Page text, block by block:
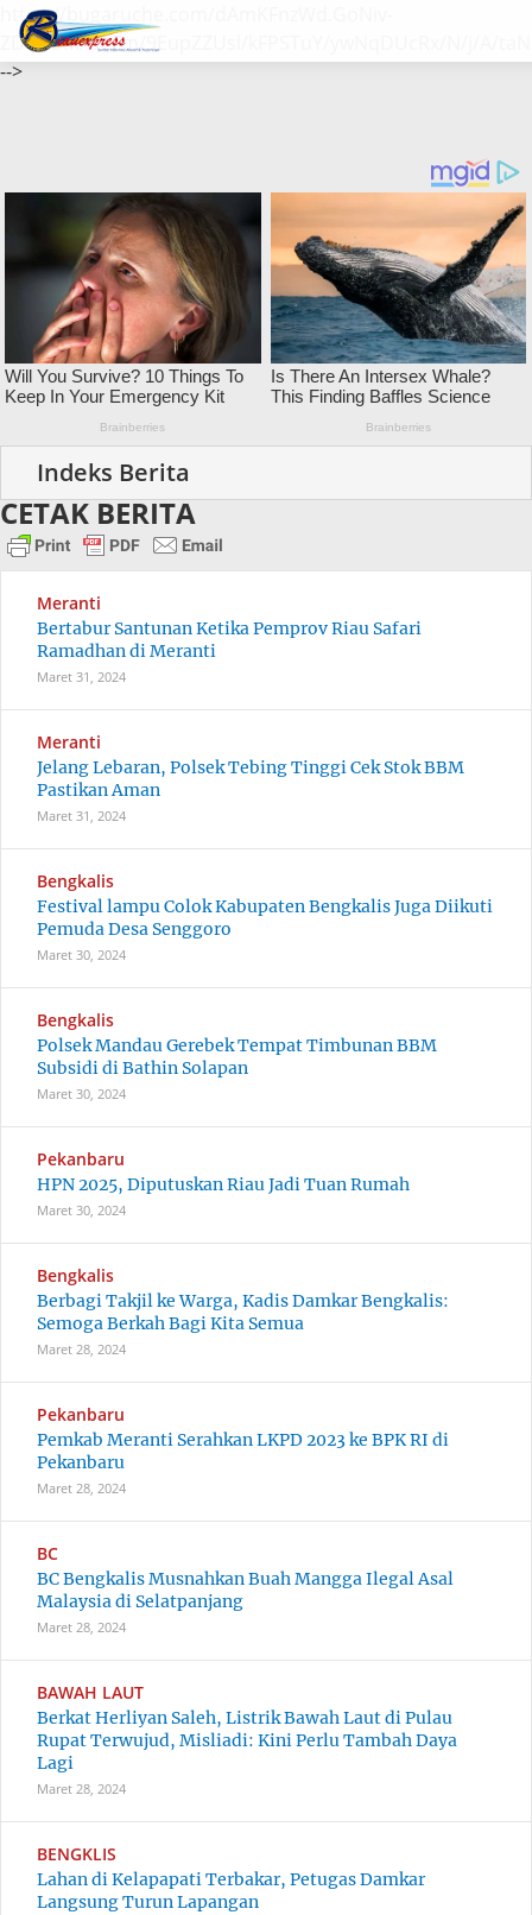
https://bugaruche.com/dAmKFnzWd.GoNiv-
ZDGvUM/DeFm/9EupZZUsl/kFPSTuY/ywNqDUcRx/N/j/A/
-->
CETAK BERITA
Meranti
Bertabur Santunan Ketika Pemprov Riau Safari
Ramadhan di Meranti
Maret 31, 2024
Meranti
Jelang Lebaran, Polsek Tebing Tinggi Cek Stok BBM
Pastikan Aman
Maret 31, 2024
Bengkalis
Festival lampu Colok Kabupaten Bengkalis Juga Diikuti
Pemuda Desa Senggoro
Maret 30, 2024
Bengkalis
Polsek Mandau Gerebek Tempat Timbunan BBM
Subsidi di Bathin Solapan
Maret 30, 2024
Pekanbaru
HPN 2025, Diputuskan Riau Jadi Tuan Rumah
Maret 30, 2024
Bengkalis
Berbagi Takjil ke Warga, Kadis Damkar Bengkalis:
Semoga Berkah Bagi Kita Semua
Maret 28, 2024
Pekanbaru
Pemkab Meranti Serahkan LKPD 2023 ke BPK RI di
Pekanbaru
Maret 28, 2024
BC
BC Bengkalis Musnahkan Buah Mangga Ilegal Asal
Malaysia di Selatpanjang
Maret 28, 2024
BAWAH LAUT
Berkat Herliyan Saleh, Listrik Bawah Laut di Pulau
Rupat Terwujud, Misliadi: Kini Perlu Tambah Daya
Lagi
Maret 28, 2024
BENGKLIS
Lahan di Kelapapati Terbakar, Petugas Damkar
Langsung Turun Lapangan